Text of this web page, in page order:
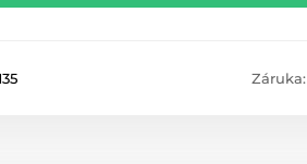
Záruka: